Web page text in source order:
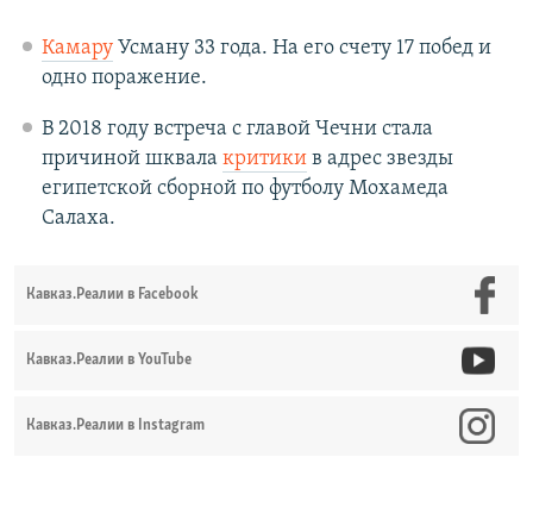
КамаруУсману 33 года. На его счету 17 побед и
одно поражение.
В 2018 году встреча с главой Чечни стала
причиной шквала критикив адрес звезды
египетской сборной по футболу Мохамеда
Салаха.
Кавказ.Реалии в Facebook
Кавказ.Реалии в YouTube
Кавказ.Реалии в Instagram